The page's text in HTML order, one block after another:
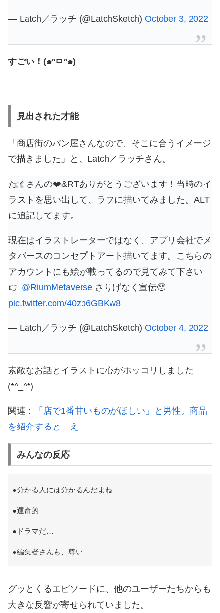
— Latch／ラッチ (@LatchSketch) October 3, 2022
すごい！(๑°ㅁ°๑)
見出された才能
「商店街のパン屋さんなので、そこに合うイメージ
で描きました」と、Latch／ラッチさん。
たくさんの❤️&RTありがとうございます！当時のイ
ラストを思い出して、ラフに描いてみました。ALT
に追記してます。
現在はイラストレーターではなく、アプリ会社でメ
タバースのコンセプトアート描いてます。こちらの
アカウントにも絵が載ってるので見てみて下さい
👉 @RiumMetaverse さりげなく宣伝🥹
pic.twitter.com/40zb6GBKw8
— Latch／ラッチ (@LatchSketch) October 4, 2022
素敵なお話とイラストに心がホッコリしました
(*^_^*)
関連：
「店で1番甘いものがほしい」と男性。商品
を紹介すると…え
みんなの反応
●分かる人には分かるんだよね
●運命的
●ドラマだ…
●編集者さんも、尊い
グッとくるエピソードに、他のユーザーたちからも
大きな反響が寄せられていました。